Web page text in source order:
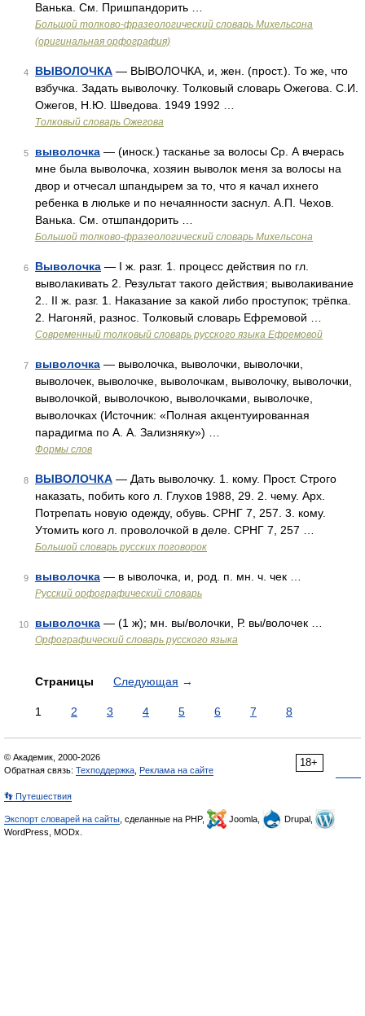
Ванька. См. Пришпандорить …
Большой толково-фразеологический словарь Михельсона
(оригинальная орфография)
4 ВЫВОЛОЧКА — ВЫВОЛОЧКА, и, жен. (прост.). То же, что
взбучка. Задать выволочку. Толковый словарь Ожегова. С.И.
Ожегов, Н.Ю. Шведова. 1949 1992 …
Толковый словарь Ожегова
5 выволочка — (иноск.) тасканье за волосы Ср. А вчерась
мне была выволочка, хозяин выволок меня за волосы на
двор и отчесал шпандырем за то, что я качал ихнего
ребенка в люльке и по нечаянности заснул. А.П. Чехов.
Ванька. См. отшпандорить …
Большой толково-фразеологический словарь Михельсона
6 Выволочка — I ж. разг. 1. процесс действия по гл.
выволакивать 2. Результат такого действия; выволакивание
2.. II ж. разг. 1. Наказание за какой либо проступок; трёпка.
2. Нагоняй, разнос. Толковый словарь Ефремовой …
Современный толковый словарь русского языка Ефремовой
7 выволочка — выволочка, выволочки, выволочки,
выволочек, выволочке, выволочкам, выволочку, выволочки,
выволочкой, выволочкою, выволочками, выволочке,
выволочках (Источник: «Полная акцентуированная
парадигма по А. А. Зализняку») …
Формы слов
8 ВЫВОЛОЧКА — Дать выволочку. 1. кому. Прост. Строго
наказать, побить кого л. Глухов 1988, 29. 2. чему. Арх.
Потрепать новую одежду, обувь. СРНГ 7, 257. 3. кому.
Утомить кого л. проволочкой в деле. СРНГ 7, 257 …
Большой словарь русских поговорок
9 выволочка — в ыволочка, и, род. п. мн. ч. чек …
Русский орфографический словарь
10 выволочка — (1 ж); мн. вы/волочки, Р. вы/волочек …
Орфографический словарь русского языка
Страницы Следующая →
1 2 3 4 5 6 7 8
18+
© Академик, 2000-2026
Обратная связь: Техподдержка Реклама на сайте
👣 Путешествия
Экспорт словарей на сайты , сделанные на PHP, Joomla,
Drupal,
WordPress, MODx.